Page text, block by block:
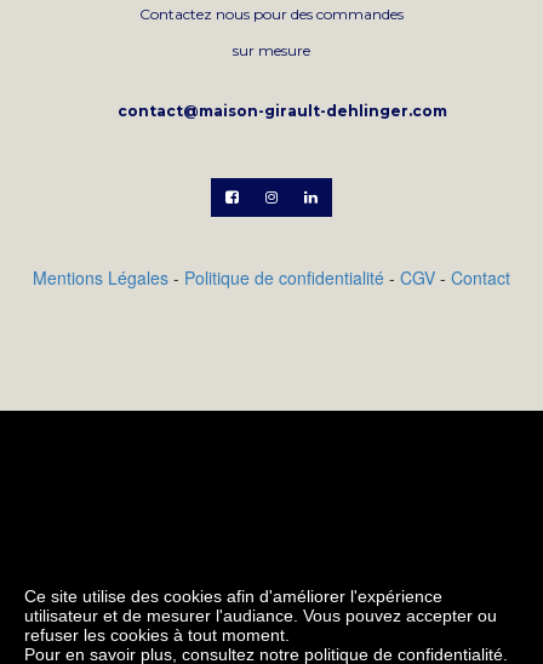
Contactez nous pour des commandes
sur mesure
contact@maison-girault-dehlinger.com
  
Mentions Légales - Politique de confidentialité - CGV - Contact
Ce site utilise des cookies afin d'améliorer l'expérience
utilisateur et de mesurer l'audiance. Vous pouvez accepter ou
refuser les cookies à tout moment.
Pour en savoir plus, consultez notre politique de confidentialité.